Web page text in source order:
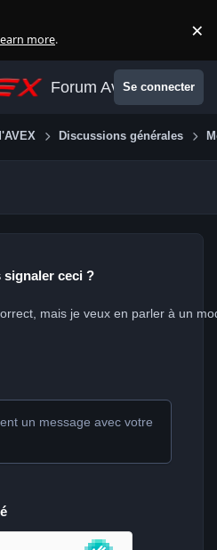
more. ×
Forum AvexSe connecter
Discussions générales
ceci ?
un message avec votre